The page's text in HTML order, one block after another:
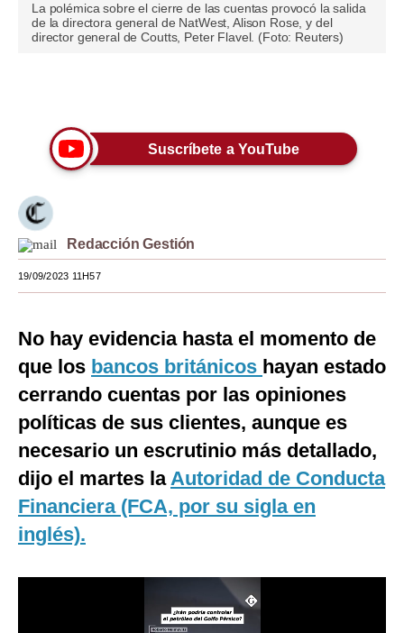
Opinión
Editorial
Tendencias
Viajes
Moda
Estilos
Mundo
EEUU
México
Internacional
Tecnología
Club del Suscriptor
La polémica sobre el cierre de las cuentas provocó la salida
de la directora general de NatWest, Alison Rose, y del
director general de Coutts, Peter Flavel. (Foto: Reuters)
Suscríbete a YouTube
Redacción Gestión
19/09/2023 11H57
No hay evidencia hasta el momento de
que los bancos británicos hayan estado
cerrando cuentas por las opiniones
políticas de sus clientes, aunque es
necesario un escrutinio más detallado,
dijo el martes laAutoridad de Conducta
Financiera (FCA, por su sigla en
inglés).